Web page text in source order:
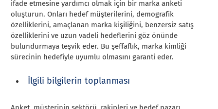
ifade etmesine yardımcı olmak için bir marka anketi
oluşturun. Onları hedef müşterilerini, demografik
özelliklerini, amaçlanan marka kişiliğini, benzersiz satış
özelliklerini ve uzun vadeli hedeflerini göz önünde
bulundurmaya teşvik eder. Bu şeffaflık, marka kimliği
sürecinin hedefiyle uyumlu olmasını garanti eder.
İlgili bilgilerin toplanması